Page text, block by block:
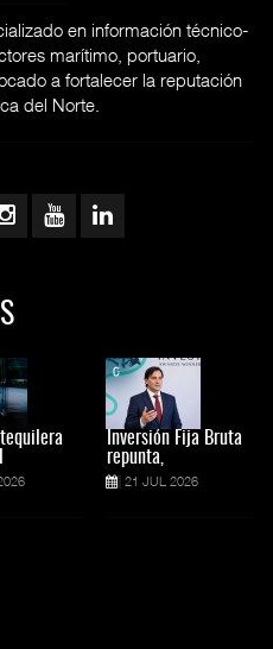
en información técnico-
marítimo, portuario,
a fortalecer la reputación
del Norte.
Inversión Fija Bruta
repunta,
21 JUL 2026